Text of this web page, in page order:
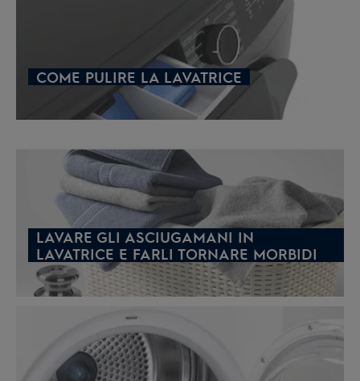
COME PULIRE LA LAVATRICE
LAVARE GLI ASCIUGAMANI IN
LAVATRICE E FARLI TORNARE MORBIDI